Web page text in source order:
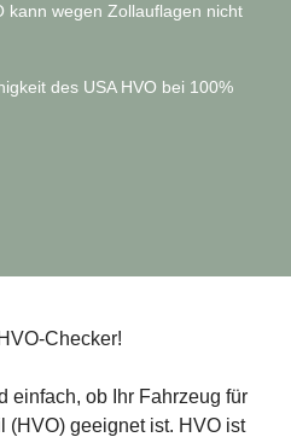
kann wegen Zollauflagen nicht
des USA HVO bei 100%
Checker!
einfach, ob Ihr Fahrzeug für
(HVO) geeignet ist. HVO ist